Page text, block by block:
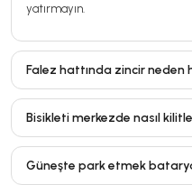
yatırmayın.
Falez hattında zincir neden
Bisikleti merkezde nasıl
Güneşte park etmek